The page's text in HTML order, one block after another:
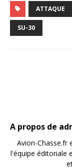
ATTAQUE
SU-30
A propos de
Avion-Chasse.fr
l'équipe éditoriale